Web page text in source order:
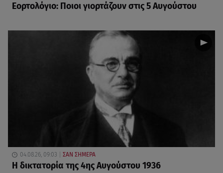
Εορτολόγιο: Ποιοι γιορτάζουν στις 5 Αυγούστου
04.08.26, 09:03 ΣΑΝ ΣΗΜΕΡΑ
Η δικτατορία της 4ης Αυγούστου 1936